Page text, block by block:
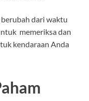
dari waktu
memeriksa dan
kendaraan Anda